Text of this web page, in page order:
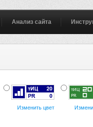
Анализ сайта
Изменить цвет